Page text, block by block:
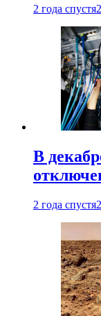
2 года спустя
В
2 года спустя